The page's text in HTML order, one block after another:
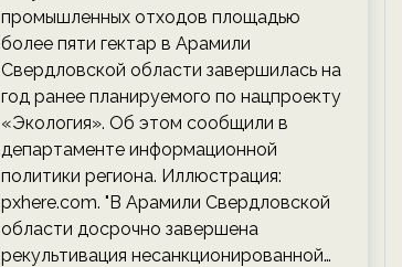
новости экологии на ECOportal
промышленных отходов площадью
более пяти гектар в Арамили
Свердловской области завершилась на
год ранее планируемого по нацпроекту
«Экология». Об этом сообщили в
департаменте информационной
политики региона. Иллюстрация:
pxhere.com. "В Арамили Свердловской
области досрочно завершена
рекультивация несанкционированной…